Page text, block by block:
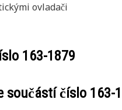
ovladači
163-1879
součástí číslo 163-